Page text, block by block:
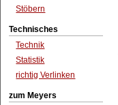
Stöbern
Technisches
Technik
Statistik
richtig Verlinken
zum Meyers